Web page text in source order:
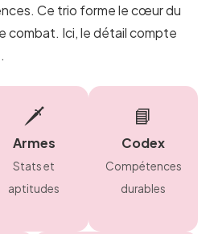
Ce trio forme le cœur du
combat. Ici, le détail compte
🗡️
Armes
Stats et
aptitudes
📘
Codex
Compétences
durables